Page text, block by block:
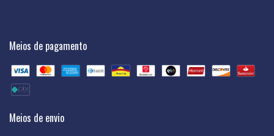
Meios de pagamento
Meios de envio